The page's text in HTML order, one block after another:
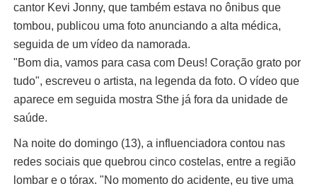
cantor Kevi Jonny, que também estava no ônibus que
tombou, publicou uma foto anunciando a alta médica,
seguida de um vídeo da namorada.
"Bom dia, vamos para casa com Deus! Coração grato por
tudo", escreveu o artista, na legenda da foto. O vídeo que
aparece em seguida mostra Sthe já fora da unidade de
saúde.
Na noite do domingo (13), a influenciadora contou nas
redes sociais que quebrou cinco costelas, entre a região
lombar e o tórax. "No momento do acidente, eu tive uma